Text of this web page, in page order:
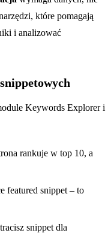
które pomagają
i analizować
Keywords Explorer i
rankuje w top 10, a
featured snippet – to
snippet dla